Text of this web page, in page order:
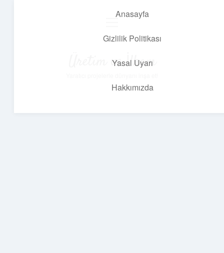
Anasayfa
Gizlilik Politikası
Yasal Uyarı
Hakkımızda
Üretim ve İlham